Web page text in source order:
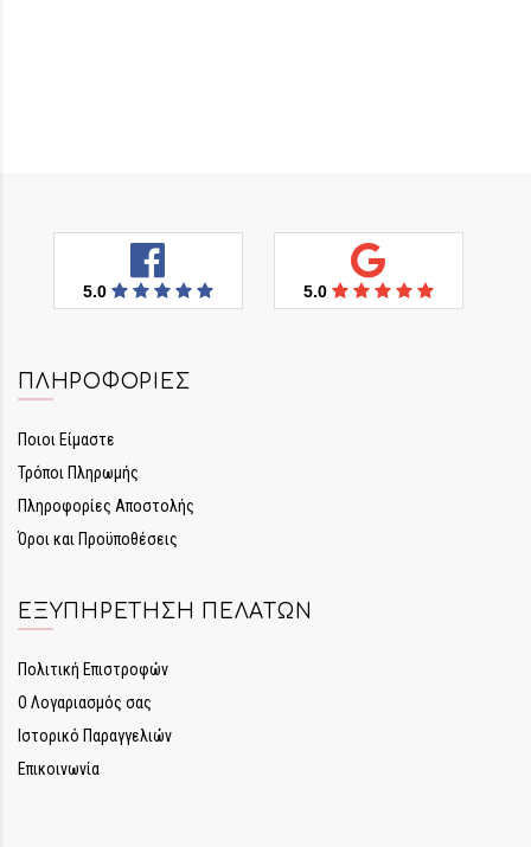
5.0 5.0
ΠΛΗΡΟΦΟΡΊΕΣ
Ποιοι Είμαστε
Τρόποι Πληρωμής
Πληροφορίες Αποστολής
Όροι και Προϋποθέσεις
ΕΞΥΠΗΡΈΤΗΣΗ ΠΕΛΑΤΏΝ
Πολιτική Επιστροφών
Ο Λογαριασμός σας
Ιστορικό Παραγγελιών
Επικοινωνία